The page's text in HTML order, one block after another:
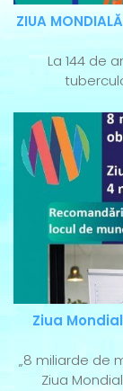
ZIUA
La 144 de
Ziua
„8 miliarde de
Ziua